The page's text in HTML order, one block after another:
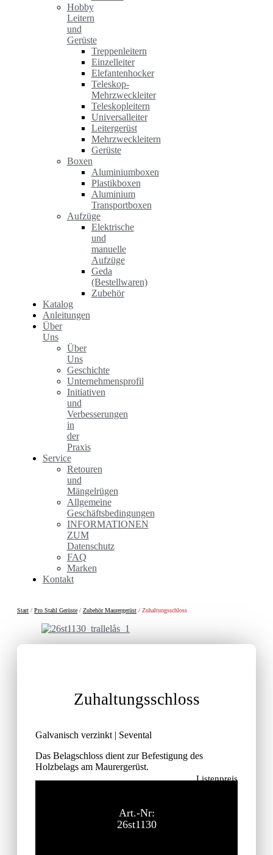
Hobby
Leitern
und
Gerüste
Treppenleitern
Einzelleiter
Elefantenhocker
Teleskop-
Mehrzweckleiter
Teleskopleitern
Universalleiter
Leitergerüst
Mehrzweckleitern
Gerüste
Boxen
Aluminiumboxen
Plastikboxen
Aluminium
Transportboxen
Aufzüge
Elektrische
und
manuelle
Aufzüge
Geda
(Bestellwaren)
Zubehör
Katalog
Anleitungen
Über
Uns
Über
Uns
Geschichte
Unternehmensprofil
Initiativen
und
Verbesserungen
in
der
Praxis
Service
Retouren
und
Mängelrügen
Allgemeine
Geschäftsbedingungen
INFORMATIONEN
ZUM
Datenschutz
FAQ
Marken
Kontakt
Start / Pro Stahl Gerüste / Zubehör Maurergerüst / Zuhaltungsschloss
Zuhaltungsschloss
Galvanisch verzinkt | Sevental
Das Belagschloss dient zur Befestigung des
Holzbelags am Maurergerüst.
Listenpreis
Art.-Nr:
26st1130